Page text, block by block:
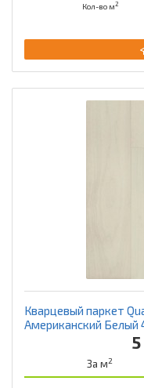
Кол-во м2
Кварцевый паркет
Американский
За м2